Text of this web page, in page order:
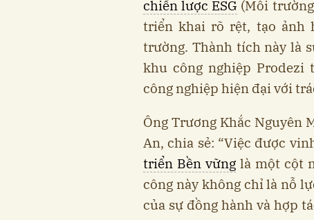
chiến lược ESG (Môi
triển khai rõ rệt, tạo ảnh
trường. Thành tích này là
khu công nghiệp Prodezi
công nghiệp hiện đại với
Ông Trương Khắc Nguyên
An, chia sẻ: “Việc được
triển Bền vững là một cột
công này không chỉ là nỗ
của sự đồng hành và hợp